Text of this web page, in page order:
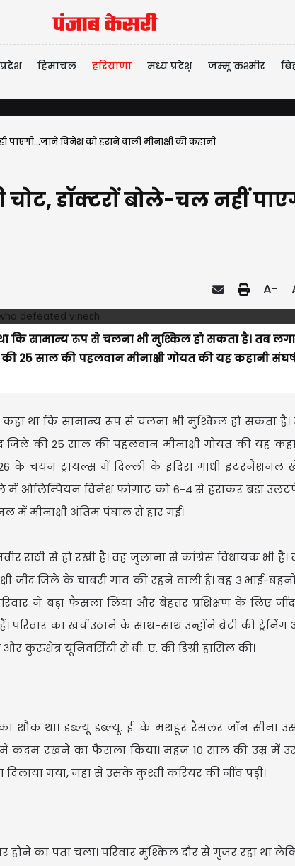
हिमाचल हरियाणा मध्य प्रदेश़ जम्मू कश्मीर
विनेश को हराने वाली मीनाक्षी की कहानी
डॉक्टरों बोले-चल नहीं
A-
कि सामान्य रूप से चलना भी मुश्किल हो सकता है। तब लगा
25 साल की पहलवान मीनाक्षी गोयत की यह कहानी
था कि सामान्य रूप से चलना भी मुश्किल हो सकता है।
जिले की 25 साल की पहलवान मीनाक्षी गोयत की यह
के चयन ट्रायल्स में दिल्ली के इंदिरा गांधी इंटरनैशनल
में ओलिम्पियन विनेश फोगाट को 6-4 से हराकर बड़ा
में मीनाक्षी अंतिम पंघाल से हार गई।
राठी से हो रखी है। वह जुलाना से कांग्रेस विधायक भी हैं।
जींद जिले के चाबरी गांव की रहने वाली है। वह 3 भाई-
ने बड़ा फैसला लिया और बेहतर प्रशिक्षण के लिए
परिवार का खर्च उठाने के साथ-साथ उन्होंने बेटी की
कुरुक्षेत्र यूनिवर्सिटी से बी. ए. की डिग्री हासिल की।
शौक था। डब्ल्यू डब्ल्यू. ई. के मशहूर रैसलर जॉन सीना
में कदम रखने का फैसला किया। महज 10 साल की उम्र में
दिलाया गया, जहां से उसके कुश्ती करियर की नींव पड़ी।
का पता चला। परिवार मुश्किल दौर से गुजर रहा था